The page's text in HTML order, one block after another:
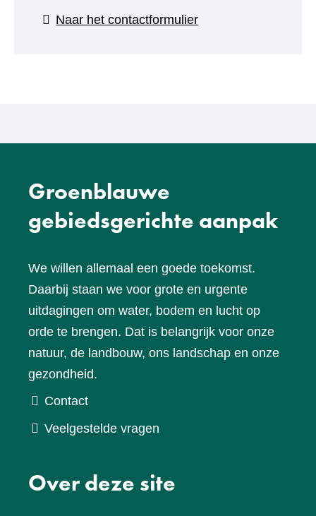
Naar het contactformulier(verwijst
Groenblauwe
gebiedsgerichte aanpak
We willen allemaal een goede toekomst.
Daarbij staan we voor grote en urgente
uitdagingen om water, bodem en lucht op
orde te brengen. Dat is belangrijk voor onze
natuur, de landbouw, ons landschap en onze
gezondheid.
Contact
Veelgestelde vragen
Over deze site